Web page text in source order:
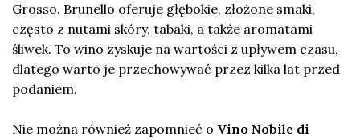
Grosso. Brunello oferuje głębokie, złożone smaki,
często z nutami skóry, tabaki, a także aromatami
śliwek. To wino zyskuje na wartości z upływem czasu,
dlatego warto je przechowywać przez kilka lat przed
podaniem.
Nie można również zapomnieć o Vino Nobile di